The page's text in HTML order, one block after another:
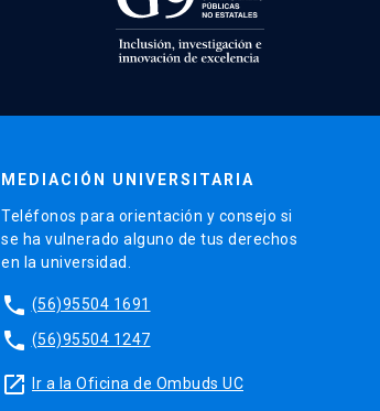
MEDIACIÓN UNIVERSITARIA
Teléfonos para orientación y consejo si
se ha vulnerado alguno de tus derechos
en la universidad.
phone (56)95504 1691
phone (56)95504 1247
launch Ir a la Oficina de Ombuds UC